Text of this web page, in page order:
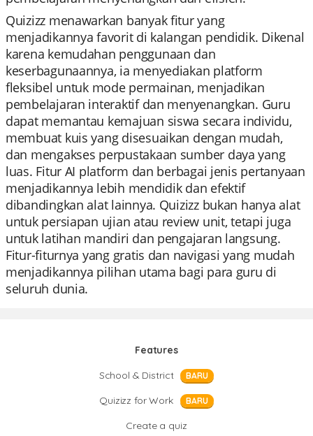
Quizizz menawarkan banyak fitur yang
menjadikannya favorit di kalangan pendidik. Dikenal
karena kemudahan penggunaan dan
keserbagunaannya, ia menyediakan platform
fleksibel untuk mode permainan, menjadikan
pembelajaran interaktif dan menyenangkan. Guru
dapat memantau kemajuan siswa secara individu,
membuat kuis yang disesuaikan dengan mudah,
dan mengakses perpustakaan sumber daya yang
luas. Fitur AI platform dan berbagai jenis pertanyaan
menjadikannya lebih mendidik dan efektif
dibandingkan alat lainnya. Quizizz bukan hanya alat
untuk persiapan ujian atau review unit, tetapi juga
untuk latihan mandiri dan pengajaran langsung.
Fitur-fiturnya yang gratis dan navigasi yang mudah
menjadikannya pilihan utama bagi para guru di
seluruh dunia.
Features
School & District
BARU
Quizizz for Work BARU
Create a quiz